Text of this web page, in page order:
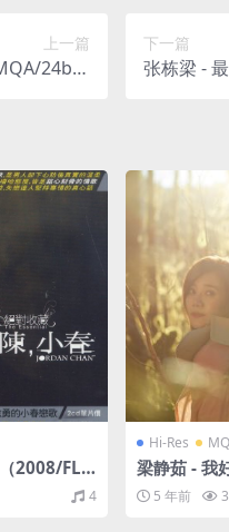
上一篇
24bit/
下一篇
张栋梁 -
2008/FLA
4
Hi-Res
梁静茹 - 我
升起（
M）(MQA/
5 年前